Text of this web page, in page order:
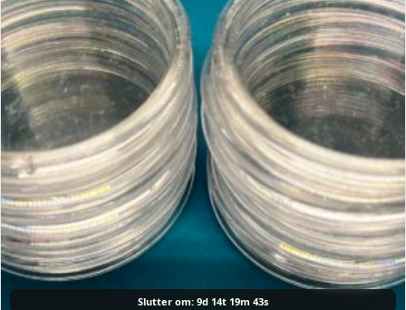
Slutter om: 9d 14t 19m 42s